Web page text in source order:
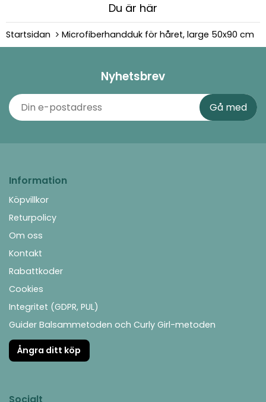
Du är här
Startsidan Microfiberhandduk för håret, large 50x90 cm
Nyhetsbrev
Information
Köpvillkor
Returpolicy
Om oss
Kontakt
Rabattkoder
Cookies
Integritet (GDPR, PUL)
Guider Balsammetoden och Curly Girl-metoden
Ångra ditt köp